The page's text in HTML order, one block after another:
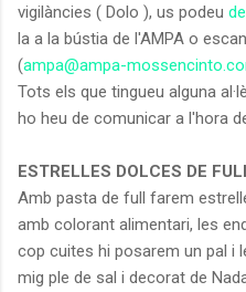
vigilàncies ( Dolo ), us podeu
la a la bústia de l'AMPA o
(ampa@ampa-
Tots els que tingueu alguna
ho heu de comunicar a l'hora
ESTRELLES DOLCES DE
Amb pasta de full farem
amb colorant alimentari, les
cop cuites hi posarem un pal i
mig ple de sal i decorat de